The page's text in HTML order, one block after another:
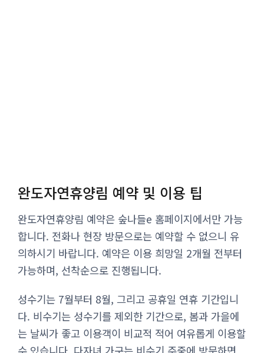
완도자연휴양림 예약 및 이용 팁
완도자연휴양림 예약은 숲나들e 홈페이지에서만 가능
합니다. 전화나 현장 방문으로는 예약할 수 없으니 유
의하시기 바랍니다. 예약은 이용 희망일 2개월 전부터
가능하며, 선착순으로 진행됩니다.
성수기는 7월부터 8월, 그리고 공휴일 연휴 기간입니
다. 비수기는 성수기를 제외한 기간으로, 봄과 가을에
는 날씨가 좋고 이용객이 비교적 적어 여유롭게 이용할